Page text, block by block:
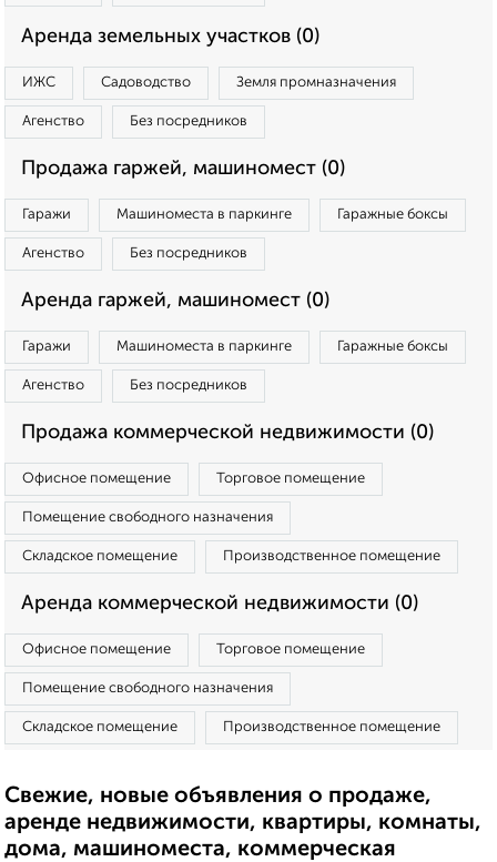
Аренда земельных участков (0)
ИЖС Садоводство Земля промназначения
Агенство Без посредников
Продажа гаржей, машиномест (0)
Гаражи Машиноместа в паркинге Гаражные боксы
Агенство Без посредников
Аренда гаржей, машиномест (0)
Гаражи Машиноместа в паркинге Гаражные боксы
Агенство Без посредников
Продажа коммерческой недвижимости (0)
Офисное помещение Торговое помещение
Помещение свободного назначения
Складское помещение Производственное помещение
Аренда коммерческой недвижимости (0)
Офисное помещение Торговое помещение
Помещение свободного назначения
Складское помещение Производственное помещение
Свежие, новые объявления о продаже,
аренде недвижимости, квартиры, комнаты,
дома, машиноместа, коммерческая